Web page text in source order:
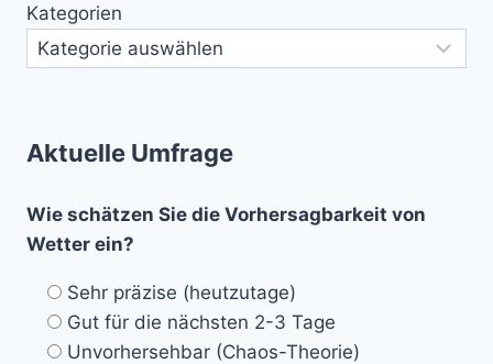
Kategorien
Aktuelle Umfrage
Wie schätzen Sie die Vorhersagbarkeit von
Wetter ein?
Sehr präzise (heutzutage)
Gut für die nächsten 2-3 Tage
Unvorhersehbar (Chaos-Theorie)